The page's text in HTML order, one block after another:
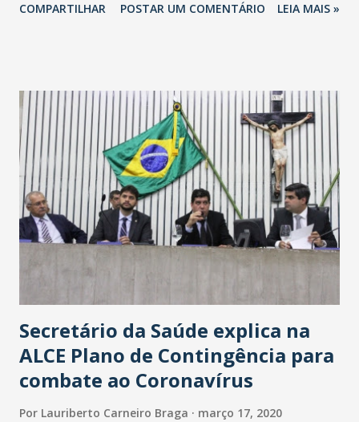
Havan Fortaleza ainda não foi anunciada oficialmente, mas
COMPARTILHAR POSTAR UM COMENTÁRIO LEIA MAIS »
Secretário da Saúde explica na
ALCE Plano de Contingência para
combate ao Coronavírus
Por Lauriberto Carneiro Braga março 17, 2020